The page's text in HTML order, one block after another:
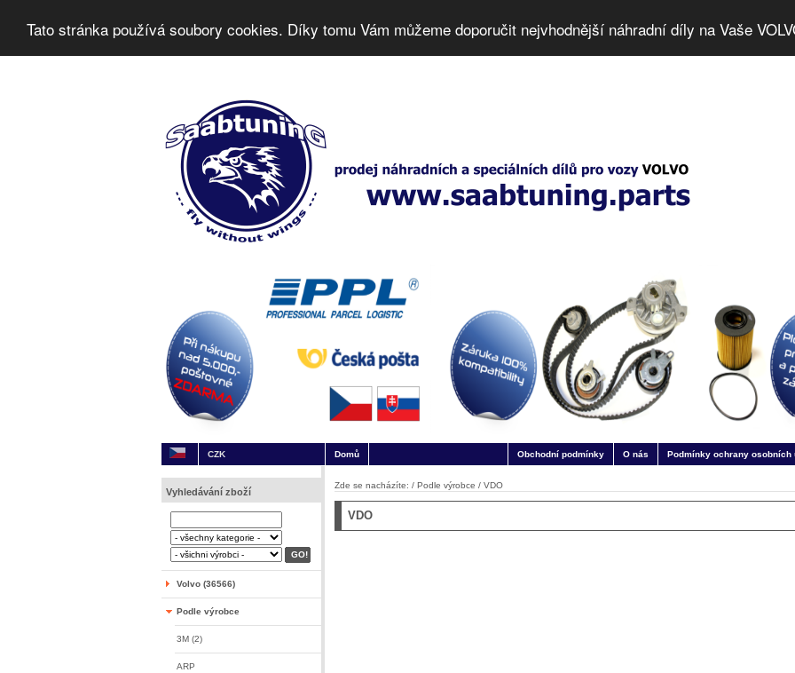
Tato stránka používá soubory cookies. Díky tomu Vám můžeme doporučit nejvhodnější náhradní díly na Vaše
CZK Domů Obchodní podmínky O nás Podmínky ochrany osobních
Vyhledávání zboží
Volvo (36566)
Podle výrobce
3M (2)
ARP
Zde se nacházíte: / Podle výrobce / VDO
VDO